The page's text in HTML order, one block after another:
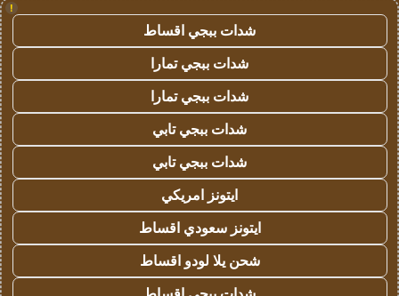
!
شدات ببجي اقساط
شدات ببجي تمارا
شدات ببجي تمارا
شدات ببجي تابي
شدات ببجي تابي
ايتونز امريكي
ايتونز سعودي اقساط
شحن يلا لودو اقساط